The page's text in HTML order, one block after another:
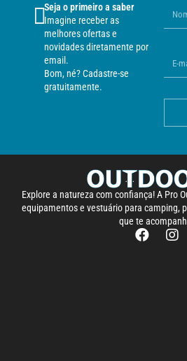
Seja o primeiro a saber
Imagine receber as
melhores ofertas e
novidades diretamente por
email.
Bom, né? Cadastre-se
gratuitamente.
Explore a natureza com confiança! A Pro
equipamentos e vestuário para camping,
que te